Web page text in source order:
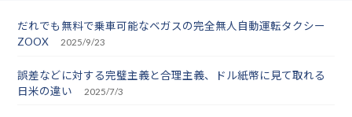
だれでも無料で乗車可能なベガスの完全無人自動運転タクシー
ZOOX
2025/9/23
誤差などに対する完璧主義と合理主義、ドル紙幣に見て取れる
日米の違い
2025/7/3